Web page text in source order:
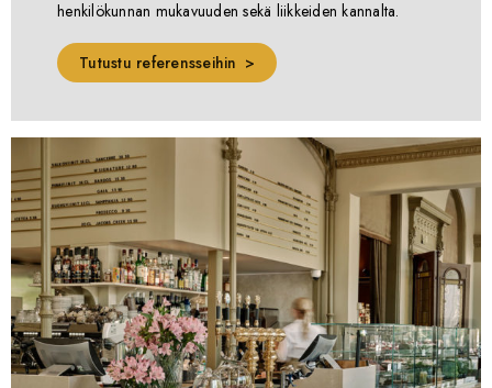
henkilökunnan mukavuuden sekä liikkeiden kannalta.
Tutustu referensseihin